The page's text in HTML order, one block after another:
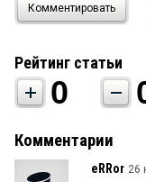
Комментировать
Рейтинг статьи
0
Комментарии
eRRor 26